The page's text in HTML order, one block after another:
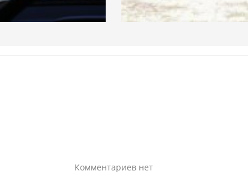
Комментариев нет